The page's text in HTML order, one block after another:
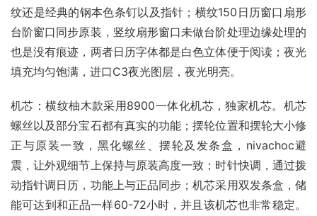
纹还是经典的钢本色条钉以及指针；横纹150日历窗口扇形
台阶窗口同步原装，竖纹扇形窗口未做台阶处理边缘处理的
也是没有痕迹，两者日历字体都是白色立体便于阅读；夜光
填充均匀饱满，进口C3夜光图层，夜光明亮。
机芯：横纹柚木款采用8900一体化机芯，独家机芯。机芯
螺丝以及部分宝石都有真实的功能；摆轮位置和摆轮大小修
正与原装一致，黑化螺丝、摆轮及发条盒，nivachoc避
震，让外观细节上保持与原装高度一致；时针快调，通过拨
动指针调日历，功能上与正品同步；机芯采用双发条盒，储
能可达到和正品一样60-72小时，并且该机芯也非常稳定。